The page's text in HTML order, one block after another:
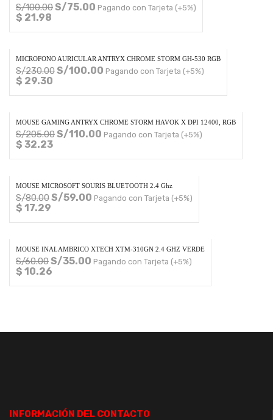
S/100.00S/75.00 Pagando con Tarjeta (+5%)
$ 21.98
MICROFONO AURICULAR ANTRYX CHROME STORM GH-530 RGB
S/230.00S/100.00 Pagando con Tarjeta (+5%)
$ 29.30
MOUSE GAMING ANTRYX CHROME STORM HAVOK X DPI 12400, RGB
S/205.00S/110.00 Pagando con Tarjeta (+5%)
$ 32.23
MOUSE MICROSOFT SOURIS BLUETOOTH 2.4 Ghz
S/80.00S/59.00 Pagando con Tarjeta (+5%)
$ 17.29
MOUSE INALAMBRICO XTECH XTM-310GN 2.4 GHZ VERDE
S/60.00S/35.00 Pagando con Tarjeta (+5%)
$ 10.26
INFORMACIÓN DEL CONTACTO